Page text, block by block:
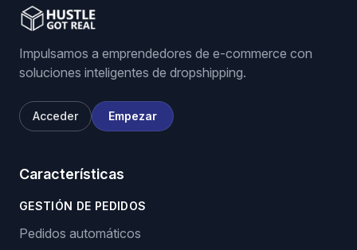
Impulsamos a emprendedores de e-commerce con
soluciones inteligentes de dropshipping.
Acceder Empezar
Características
GESTIÓN DE PEDIDOS
Pedidos automáticos